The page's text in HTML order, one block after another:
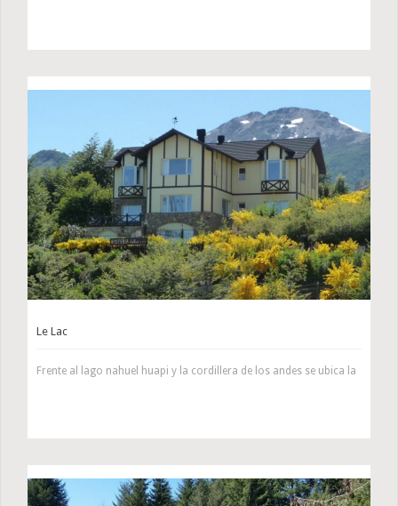
Le Lac
Frente al lago nahuel huapi y la cordillera de los andes se ubica la